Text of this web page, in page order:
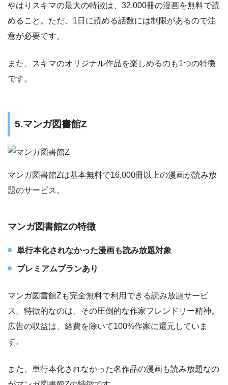
やはりスキマの最大の特徴は、32,000冊の漫画を無料で読
めること。ただ、1日に読める話数には制限があるので注
意が必要です。
また、スキマのオリジナル作品を楽しめるのも1つの特徴
です。
5.マンガ図書館Z
マンガ図書館Zは基本無料で16,000冊以上の漫画が読み放
題のサービス。
マンガ図書館Zの特徴
単行本化されなかった漫画も読み放題対象
プレミアムプランあり
マンガ図書館Zも完全無料で利用できる読み放題サービ
ス。特徴的なのは、その圧倒的な作家フレンドリー精神。
広告の収益は、経費を除いて100%作家に還元していま
す。
また、単行本化されなかった名作品の漫画も読み放題なの